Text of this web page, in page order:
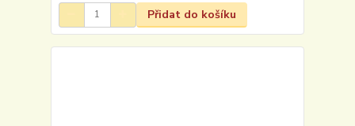
Přidat do košíku